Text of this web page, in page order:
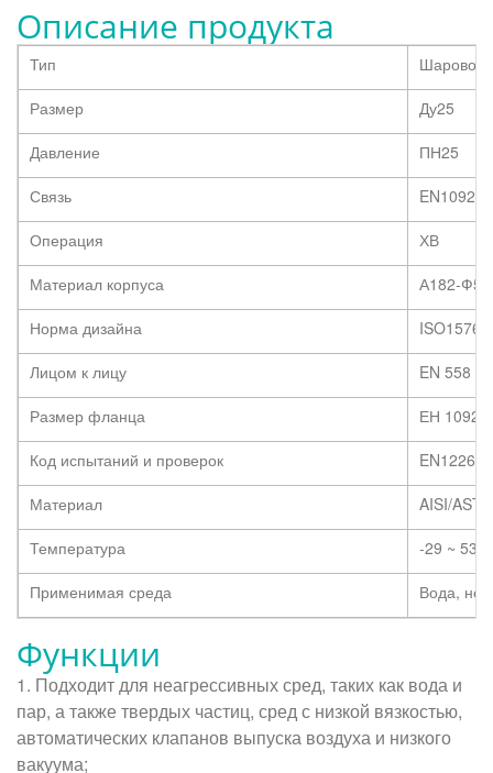
Описание продукта
Тип
Шаровой
Размер
Ду25
Давление
ПН25
Связь
EN1092-
Операция
ХВ
Материал корпуса
А182-Ф5а
Норма дизайна
ISO15761
Лицом к лицу
EN 558
Размер фланца
ЕН 1092
Код испытаний и проверок
EN12266
Материал
AISI/
Температура
-29 ~ 538
Применимая среда
Вода,
Функции
1. Подходит для неагрессивных сред, таких как вода и
пар, а также твердых частиц, сред с низкой вязкостью,
автоматических клапанов выпуска воздуха и низкого
вакуума;